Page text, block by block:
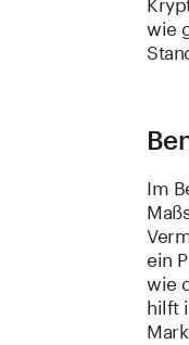
wie
Im
ein
wie
hilft